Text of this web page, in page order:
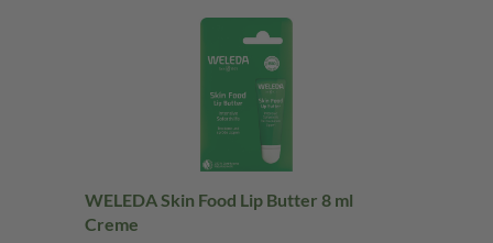
WELEDA Skin Food Lip Butter 8 ml
Creme